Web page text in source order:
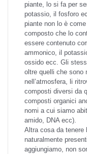
piante, lo si fa per
potassio, il fosforo
piante non lo è
composto che lo
essere contenuto
ammonico, il
ossido ecc. Gli
oltre quelli che sono
nell’atmosfera, li
composti diversi da
composti organici
nomi a cui siamo
amido, DNA ecc).
Altra cosa da tenere
naturalmente
aggiungiamo, non